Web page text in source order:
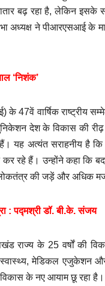
बढ़ रहा है, लेकिन इसके
ने पीआरएसआई के
‘निशंक’
47वें वार्षिक राष्ट्रीय
देश के विकास की
यह अत्यंत सराहनीय है
रहे हैं। उन्होंने कहा कि
लोकतंत्र की जड़ें और अधिक
: पद्मश्री डॉ. बी.के. संजय
राज्य के 25 वर्षों की
स्वास्थ्य, मेडिकल एजुकेशन
के नए आयाम छू रहा है।